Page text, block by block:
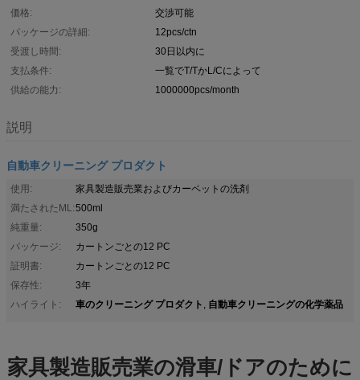
価格:
交渉可能
パッケージの詳細:
12pcs/ctn
受渡し時間:
30日以内に
支払条件:
一覧でT/TかL/Cによって
供給の能力:
1000000pcs/month
説明
自動車クリーニング プロダクト
使用:
家具製造販売業およびカーペットの洗剤
満たされたML:500ml
純重量:
350g
パッケージ:
カートンごとの12 PC
証明書:
カートンごとの12 PC
保存性:
3年
ハイライト:
車のクリーニング プロダクト , 自動車クリーニングの化学薬品
家具製造販売業の滑車/ドアのために